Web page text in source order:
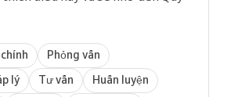
Phỏng vấn
lý
Tư vấn
Huấn luyện